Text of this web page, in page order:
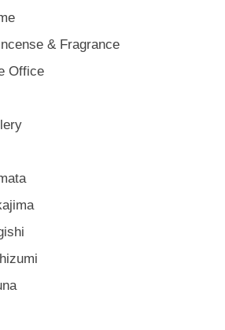
& Fragrance
Office